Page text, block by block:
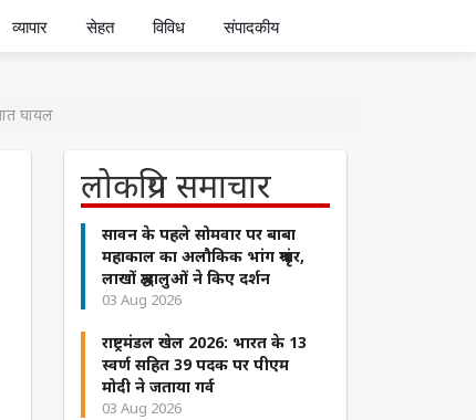
व्यापार सेहत विविध संपादकीय
घायल
लोकप्रिय समाचार
सावन के पहले सोमवार पर बाबा
महाकाल का अलौकिक भांग श्रृंगार,
लाखों श्रद्धालुओं ने किए दर्शन
03 Aug 2026
राष्ट्रमंडल खेल 2026: भारत के 13
स्वर्ण सहित 39 पदक पर पीएम
मोदी ने जताया गर्व
03 Aug 2026